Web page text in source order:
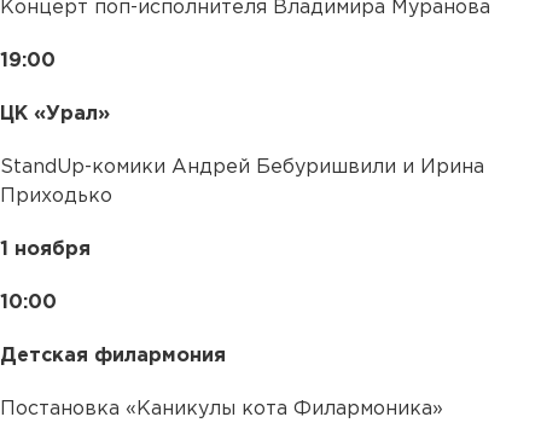
Концерт поп-исполнителя Владимира Муранова
19:00
ЦК «Урал»
StandUp-комики Андрей Бебуришвили и Ирина
Приходько
1 ноября
10:00
Детская филармония
Постановка «Каникулы кота Филармоника»